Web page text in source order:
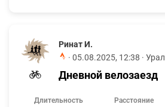
Ринат И.
· 05.08.2025, 12:38 · Урал
Дневной велозаезд
Длительность Расстояние